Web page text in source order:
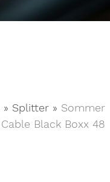
» Splitter » Sommer
Cable Black Boxx 48